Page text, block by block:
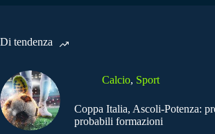
Di tendenza
Calcio, Sport
Coppa Italia, Ascoli-Potenza:
probabili formazioni